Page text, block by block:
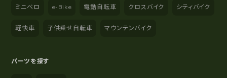
ミニベロ e-Bike 電動自転車 クロスバイク シティバイク
軽快車 子供乗せ自転車 マウンテンバイク
パーツを探す